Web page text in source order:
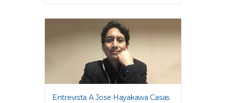
Entrevista A Jose Hayakawa Casas